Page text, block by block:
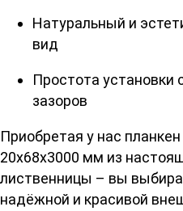
Натуральный и
вид
Простота установки
зазоров
Приобретая у нас
20x68x3000 мм из
лиственницы – вы
надёжной и красивой